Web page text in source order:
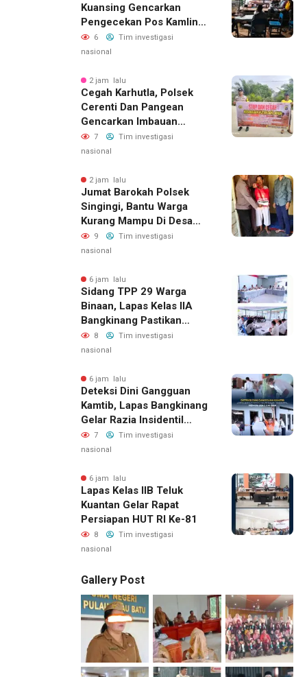
Kuansing Gencarkan
Pengecekan Pos Kamling,
Kapolres Ajak Warga Aktif
Jaga Keamanan
6
Tim investigasi
nasional
2 jam lalu
Cegah Karhutla, Polsek
Cerenti Dan Pangean
Gencarkan Imbauan
Kepada Masyarakat
7
Tim investigasi
nasional
2 jam lalu
Jumat Barokah Polsek
Singingi, Bantu Warga
Kurang Mampu Di Desa
Sungai Kuning
9
Tim investigasi
nasional
6 jam lalu
Sidang TPP 29 Warga
Binaan, Lapas Kelas IIA
Bangkinang Pastikan
Layanan Integrasi Gratis
Dan Transparan
8
Tim investigasi
nasional
6 jam lalu
Deteksi Dini Gangguan
Kamtib, Lapas Bangkinang
Gelar Razia Insidentil
Menuju Zero Halinar
7
Tim investigasi
nasional
6 jam lalu
Lapas Kelas IIB Teluk
Kuantan Gelar Rapat
Persiapan HUT RI Ke-81
8
Tim investigasi
nasional
Gallery Post